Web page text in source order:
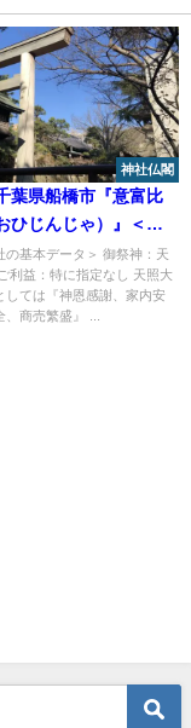
神社仏閣
葉県船橋市『意富比
ひじんじゃ）』＜船
＜日本武尊＞
の基本データ＞ 御祭神：天
利益：特に指定なし 天照大
しては『神恩感謝、家内安
商売繁盛』 ...